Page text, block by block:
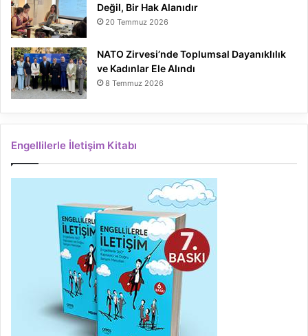
Değil, Bir Hak Alanıdır
20 Temmuz 2026
NATO Zirvesi’nde Toplumsal Dayanıklılık
ve Kadınlar Ele Alındı
8 Temmuz 2026
Engellilerle İletişim Kitabı